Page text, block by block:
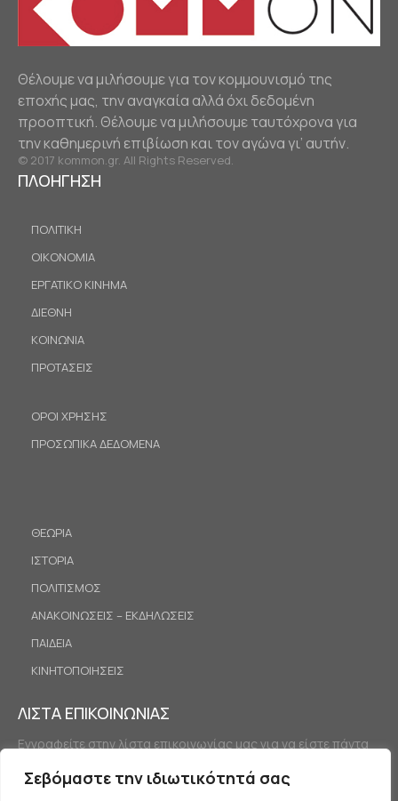
Σεβόμαστε την ιδιωτικότητά σας
Θέλουμε να μιλήσουμε για τον κομμουνισμό της
εποχής μας, την αναγκαία αλλά όχι δεδομένη
προοπτική. Θέλουμε να μιλήσουμε ταυτόχρονα για
την καθημερινή επιβίωση και τον αγώνα γι’ αυτήν.
© 2017 kommon.gr. All Rights Reserved.
ΠΛΟΗΓΗΣΗ
ΠΟΛΙΤΙΚΗ
ΟΙΚΟΝΟΜΙΑ
ΕΡΓΑΤΙΚΟ ΚΙΝΗΜΑ
ΔΙΕΘΝΗ
ΚΟΙΝΩΝΙΑ
ΠΡΟΤΑΣΕΙΣ
ΟΡΟΙ ΧΡΗΣΗΣ
ΠΡΟΣΩΠΙΚΑ ΔΕΔΟΜΕΝΑ
ΘΕΩΡΙΑ
ΙΣΤΟΡΙΑ
ΠΟΛΙΤΙΣΜΟΣ
ΑΝΑΚΟΙΝΩΣΕΙΣ – ΕΚΔΗΛΩΣΕΙΣ
ΠΑΙΔΕΙΑ
ΚΙΝΗΤΟΠΟΙΗΣΕΙΣ
ΛΙΣΤΑ ΕΠΙΚΟΙΝΩΝΙΑΣ
Εγγραφείτε στην λίστα επικοινωνίας μας για να είστε πάντα